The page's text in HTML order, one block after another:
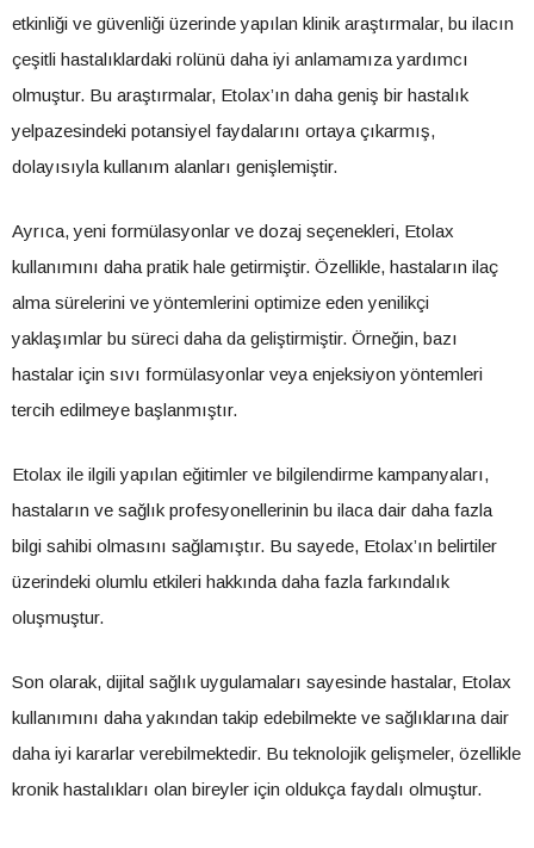
etkinliği ve güvenliği üzerinde yapılan klinik araştırmalar, bu ilacın
çeşitli hastalıklardaki rolünü daha iyi anlamamıza yardımcı
olmuştur. Bu araştırmalar, Etolax’ın daha geniş bir hastalık
yelpazesindeki potansiyel faydalarını ortaya çıkarmış,
dolayısıyla kullanım alanları genişlemiştir.
Ayrıca, yeni formülasyonlar ve dozaj seçenekleri, Etolax
kullanımını daha pratik hale getirmiştir. Özellikle, hastaların ilaç
alma sürelerini ve yöntemlerini optimize eden yenilikçi
yaklaşımlar bu süreci daha da geliştirmiştir. Örneğin, bazı
hastalar için sıvı formülasyonlar veya enjeksiyon yöntemleri
tercih edilmeye başlanmıştır.
Etolax ile ilgili yapılan eğitimler ve bilgilendirme kampanyaları,
hastaların ve sağlık profesyonellerinin bu ilaca dair daha fazla
bilgi sahibi olmasını sağlamıştır. Bu sayede, Etolax’ın belirtiler
üzerindeki olumlu etkileri hakkında daha fazla farkındalık
oluşmuştur.
Son olarak, dijital sağlık uygulamaları sayesinde hastalar, Etolax
kullanımını daha yakından takip edebilmekte ve sağlıklarına dair
daha iyi kararlar verebilmektedir. Bu teknolojik gelişmeler, özellikle
kronik hastalıkları olan bireyler için oldukça faydalı olmuştur.